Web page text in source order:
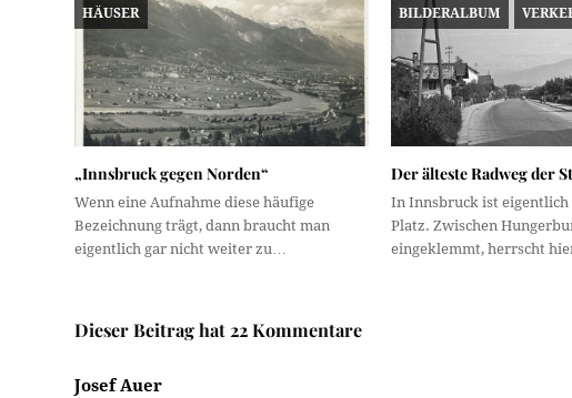
HÄUSER
„Innsbruck gegen Norden“
Wenn eine Aufnahme diese häufige
Bezeichnung trägt, dann braucht man
eigentlich gar nicht weiter zu…
BILDERALBUM
Der älteste Radweg der
In Innsbruck ist
Platz. Zwischen
eingeklemmt, herrscht
Dieser Beitrag hat 22 Kommentare
Josef Auer